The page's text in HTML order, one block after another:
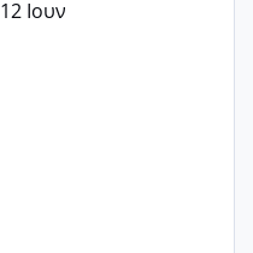
12 Ιουν